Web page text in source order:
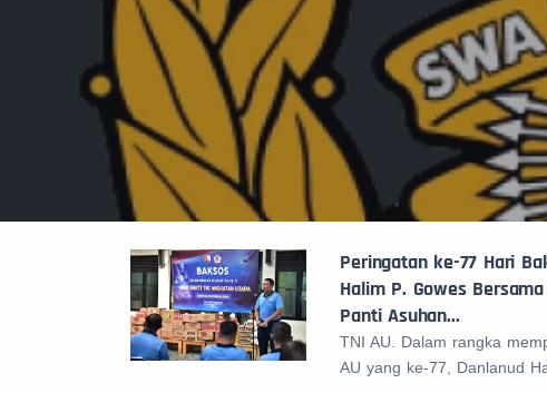
Peringatan ke-77 Hari
Halim P. Gowes
Panti Asuhan...
TNI AU. Dalam rangka
AU yang ke-77, Danlanud